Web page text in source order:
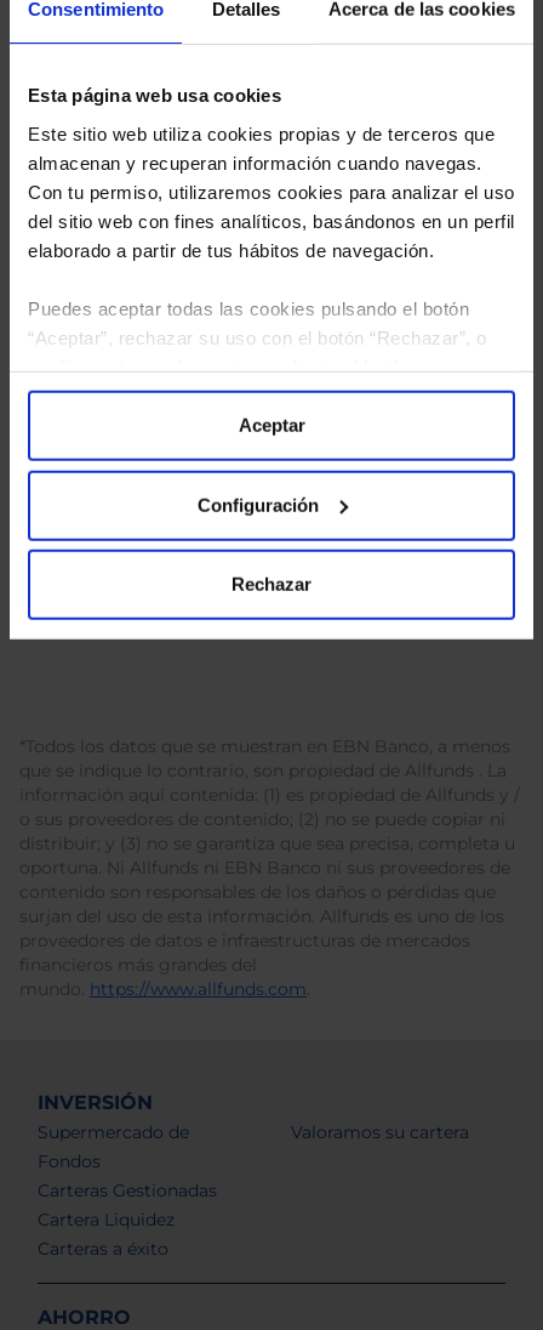
Consentimiento Detalles Acerca de las cookies
Esta página web usa cookies
Este sitio web utiliza cookies propias y de terceros que
almacenan y recuperan información cuando navegas.
Con tu permiso, utilizaremos cookies para analizar el uso
del sitio web con fines analíticos, basándonos en un perfil
elaborado a partir de tus hábitos de navegación.
Puedes aceptar todas las cookies pulsando el botón
“Aceptar”, rechazar su uso con el botón “Rechazar”, o
“Configuración”. Consulta nuestraPolítica
para más información.
Aceptar
Configuración
Rechazar
tratamiento de mis datos personales.
*Todos los datos que se muestran en EBN Banco, a menos
que se indique lo contrario, son propiedad de Allfunds . La
información aquí contenida: (1) es propiedad de Allfunds y /
o sus proveedores de contenido; (2) no se puede copiar ni
distribuir; y (3) no se garantiza que sea precisa, completa u
oportuna. Ni Allfunds ni EBN Banco ni sus proveedores de
contenido son responsables de los daños o pérdidas que
surjan del uso de esta información. Allfunds es uno de los
proveedores de datos e infraestructuras de mercados
financieros más grandes del
mundo. https://www.allfunds.com.
INVERSIÓN
Supermercado de
Fondos
Carteras Gestionadas
Cartera Liquidez
Carteras a éxito
Valoramos su cartera
AHORRO